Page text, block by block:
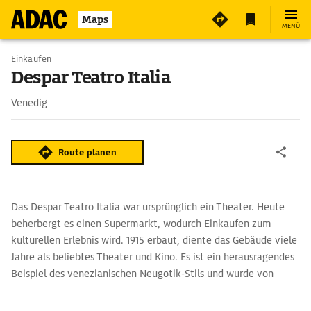
Maps MENÜ
Einkaufen
Despar Teatro Italia
Venedig
Route planen
Das Despar Teatro Italia war ursprünglich ein Theater. Heute
beherbergt es einen Supermarkt, wodurch Einkaufen zum
kulturellen Erlebnis wird. 1915 erbaut, diente das Gebäude viele
Jahre als beliebtes Theater und Kino. Es ist ein herausragendes
Beispiel des venezianischen Neugotik-Stils und wurde von